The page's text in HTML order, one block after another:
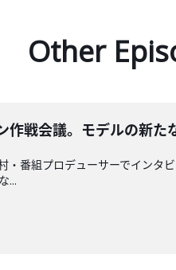
Other
戦会議。モデルの新た
・番組プロデューサーでイン
...